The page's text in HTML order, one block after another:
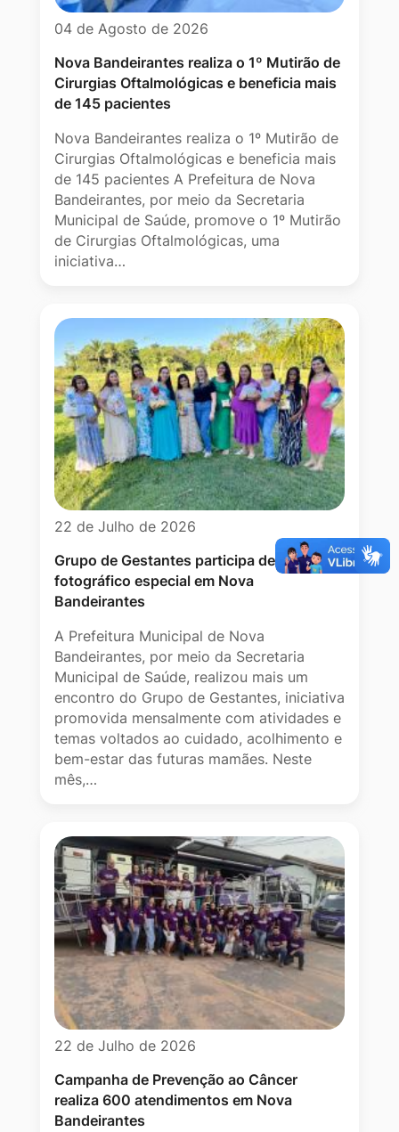
04 de Agosto de 2026
Nova Bandeirantes realiza o 1º Mutirão de
Cirurgias Oftalmológicas e beneficia mais
de 145 pacientes
Nova Bandeirantes realiza o 1º Mutirão de
Cirurgias Oftalmológicas e beneficia mais
de 145 pacientes A Prefeitura de Nova
Bandeirantes, por meio da Secretaria
Municipal de Saúde, promove o 1º Mutirão
de Cirurgias Oftalmológicas, uma
iniciativa…
22 de Julho de 2026
Grupo de Gestantes participa de ensaio
fotográfico especial em Nova
Bandeirantes
A Prefeitura Municipal de Nova
Bandeirantes, por meio da Secretaria
Municipal de Saúde, realizou mais um
encontro do Grupo de Gestantes, iniciativa
promovida mensalmente com atividades e
temas voltados ao cuidado, acolhimento e
bem-estar das futuras mamães. Neste
mês,…
22 de Julho de 2026
Campanha de Prevenção ao Câncer
realiza 600 atendimentos em Nova
Bandeirantes